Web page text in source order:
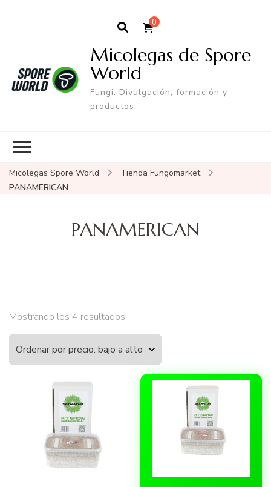
0
Micolegas de Spore
World
Fungi. Divulgación, formación y
productos.
Micolegas Spore World
Tienda Fungomarket
PANAMERICAN
PANAMERICAN
Mostrando los 4 resultados
por
precio:
bajo